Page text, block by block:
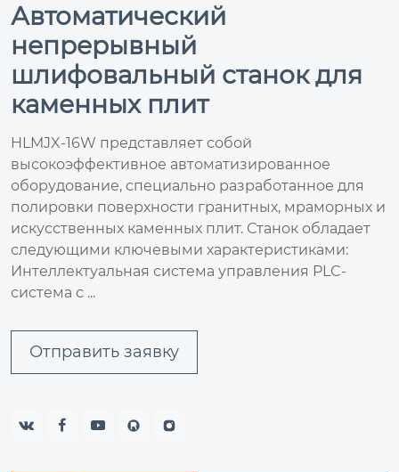
Автоматический
непрерывный
шлифовальный станок для
каменных плит
HLMJX-16W представляет собой
высокоэффективное автоматизированное
оборудование, специально разработанное для
полировки поверхности гранитных, мраморных и
искусственных каменных плит. Станок обладает
следующими ключевыми характеристиками:
Интеллектуальная система управления PLC-
система с ...
Отправить заявку
  